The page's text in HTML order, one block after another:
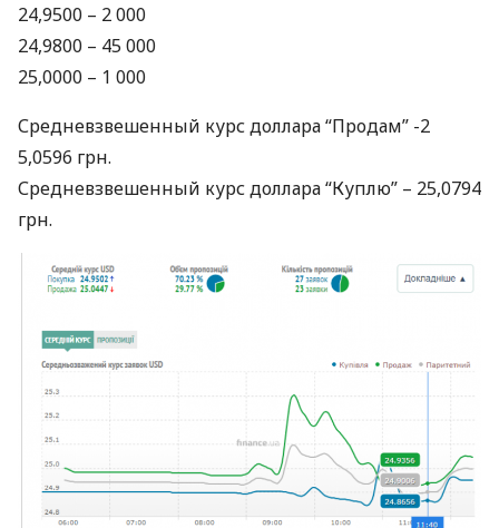
24,9500 – 2 000
24,9800 – 45 000
25,0000 – 1 000
Средневзвешенный курс доллара “Продам” -2
5,0596 грн.
Средневзвешенный курс доллара “Куплю” – 25,0794
грн.